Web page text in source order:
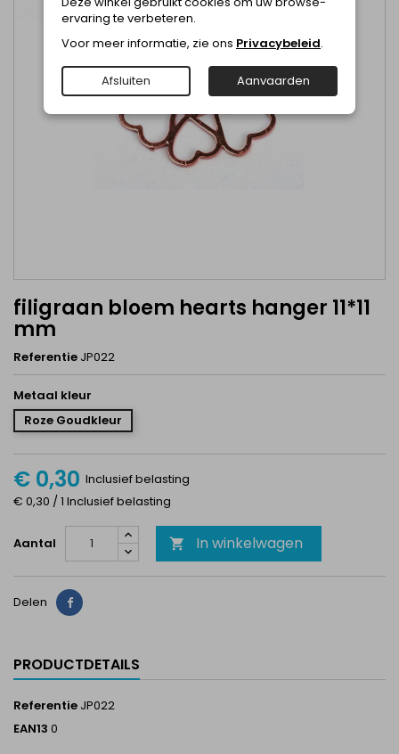
filigraan bloem hearts hanger 11*11
mm
Referentie JP022
Metaal kleur
Roze Goudkleur
€ 0,30 Inclusief belasting
€ 0,30 / 1 Inclusief belasting
Aantal  In winkelwagen
Delen Delen
PRODUCTDETAILS
Referentie JP022
EAN13 0
ervaring te verbeteren.
Voor meer informatie, zie ons Privacybeleid.
Afsluiten Aanvaarden